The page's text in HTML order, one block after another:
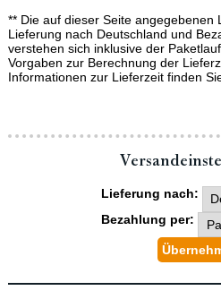
** Die auf dieser Seite angegebenen
Lieferung nach Deutschland und
verstehen sich inklusive der
Vorgaben zur Berechnung der
Informationen zur Lieferzeit finden
Lieferung nach:
Bezahlung per: